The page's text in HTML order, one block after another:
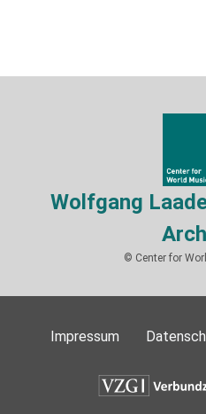
Wolfgang
© Center for
Impressum